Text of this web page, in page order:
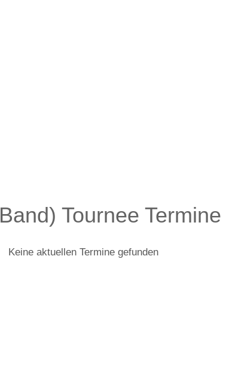
Tournee
Keine aktuellen Termine gefunden